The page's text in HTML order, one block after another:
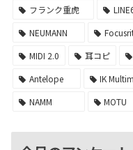
フランク重虎
NEUMANN
MIDI 2.0
耳コピ
Antelope
IK
NAMM
MOTU